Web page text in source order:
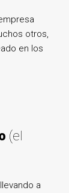
otros,
en los
(el
a